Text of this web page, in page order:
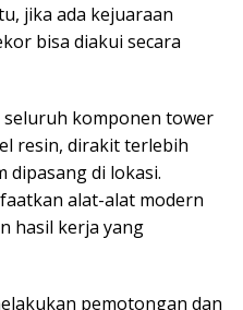
jika ada kejuaraan
bisa diakui secara
seluruh komponen tower
resin, dirakit terlebih
dipasang di lokasi.
alat-alat modern
hasil kerja yang
pemotongan dan